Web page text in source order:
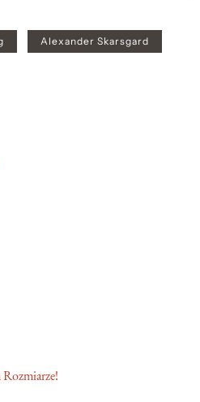
Alexander Skarsgard